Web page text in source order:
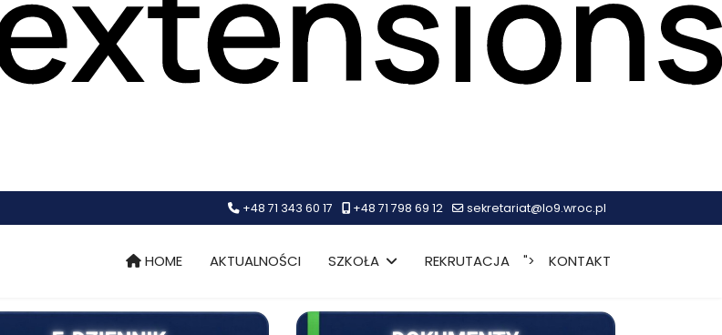
+48 71 343 60 17 +48 71 798 69 12 sekretariat@lo9.wroc.pl
HOME AKTUALNOŚCI SZKOŁA REKRUTACJA "> KONTAKT